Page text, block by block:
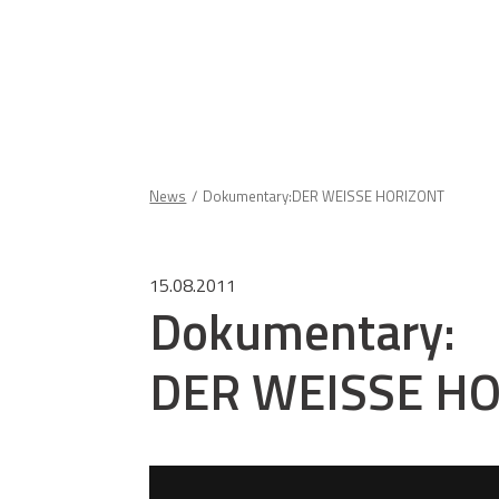
News Dokumentary:DER WEISSE HORIZONT
15.08.2011
Dokumentary:
DER WEISSE